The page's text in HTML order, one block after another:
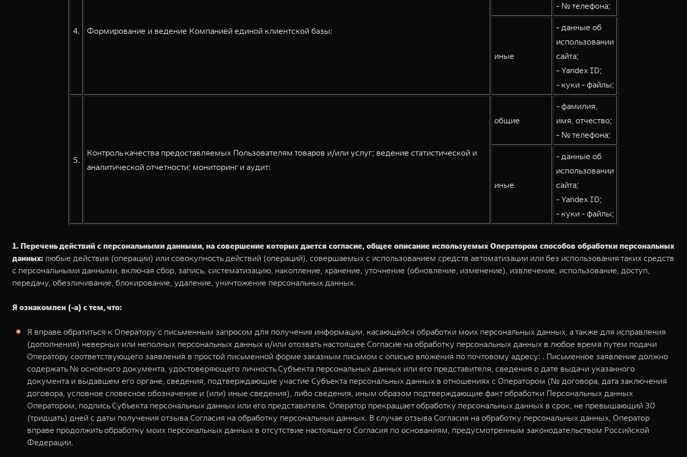
4. Формирование и ведение Компанией единой клиентской базы:
- № телефона;
иные
- данные об
использовании
сайта;
- Yandex ID;
- куки - файлы;
5.
Контроль качества предоставляемых Пользователям товаров и/или услуг; ведение статистической и
аналитической отчетности; мониторинг и аудит:
общие
- фамилия,
имя, отчество;
- № телефона;
иные
- данные об
использовании
сайта;
- Yandex ID;
- куки - файлы;
1. Перечень действий с персональными данными, на совершение которых дается согласие, общее описание используемых Оператором способов обработки персональных
данных: любые действия (операции) или совокупность действий (операций), совершаемых с использованием средств автоматизации или без использования таких средств
с персональными данными, включая сбор, запись, систематизацию, накопление, хранение, уточнение (обновление, изменение), извлечение, использование, доступ,
передачу, обезличивание, блокирование, удаление, уничтожение персональных данных.
Я ознакомлен (-а) с тем, что:
Я вправе обратиться к Оператору с письменным запросом для получения информации, касающейся обработки моих персональных данных, а также для исправления
(дополнения) неверных или неполных персональных данных и/или отозвать настоящее Согласие на обработку персональных данных в любое время путем подачи
Оператору соответствующего заявления в простой письменной форме заказным письмом с описью вложения по почтовому адресу: . Письменное заявление должно
содержать № основного документа, удостоверяющего личность Субъекта персональных данных или его представителя, сведения о дате выдачи указанного
документа и выдавшем его органе, сведения, подтверждающие участие Субъекта персональных данных в отношениях с Оператором (№ договора, дата заключения
договора, условное словесное обозначение и (или) иные сведения), либо сведения, иным образом подтверждающие факт обработки Персональных данных
Оператором, подпись Субъекта персональных данных или его представителя. Оператор прекращает обработку персональных данных в срок, не превышающий 30
(тридцать) дней с даты получения отзыва Согласия на обработку персональных данных. В случае отзыва Согласия на обработку персональных данных, Оператор
вправе продолжить обработку моих персональных данных в отсутствие настоящего Согласия по основаниям, предусмотренным законодательством Российской
Федерации.